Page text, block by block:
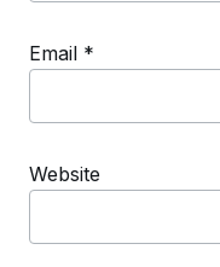
Email *
Website